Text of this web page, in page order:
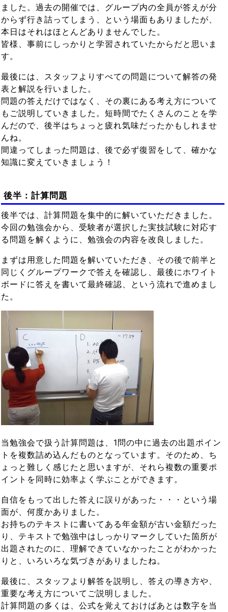
ました。過去の開催では、グループ内の全員が答えが分
からず行き詰ってしまう、という場面もありましたが、
本日はそれはほとんどありませんでした。
皆様、事前にしっかりと学習されていたからだと思いま
す。
最後には、スタッフよりすべての問題について解答の発
表と解説を行いました。
問題の答えだけではなく、その裏にある考え方について
もご説明していきました。短時間でたくさんのことを学
んだので、後半はちょっと疲れ気味だったかもしれませ
んね。
間違ってしまった問題は、後で必ず復習をして、確かな
知識に変えていきましょう！
後半：計算問題
後半では、計算問題を集中的に解いていただきました。
今回の勉強会から、受験者が選択した実技試験に対応す
る問題を解くように、勉強会の内容を改良しました。
まずは用意した問題を解いていただき、その後で前半と
同じくグループワークで答えを確認し、最後にホワイト
ボードに答えを書いて最終確認、という流れで進めまし
た。
当勉強会で扱う計算問題は、1問の中に過去の出題ポイン
トを複数詰め込んだものとなっています。そのため、ち
ょっと難しく感じたと思いますが、それら複数の重要ポ
イントを同時に効率よく学ぶことができます。
自信をもって出した答えに誤りがあった・・・という場
面が、何度かありました。
お持ちのテキストに書いてある年金額が古い金額だった
り、テキストで勉強中はしっかりマークしていた箇所が
出題されたのに、理解できていなかったことがわかった
りと、いろいろな気づきがありましたね。
最後に、スタッフより解答を説明し、答えの導き方や、
重要な考え方についてご説明しました。
計算問題の多くは、公式を覚えておけばあとは数字を当